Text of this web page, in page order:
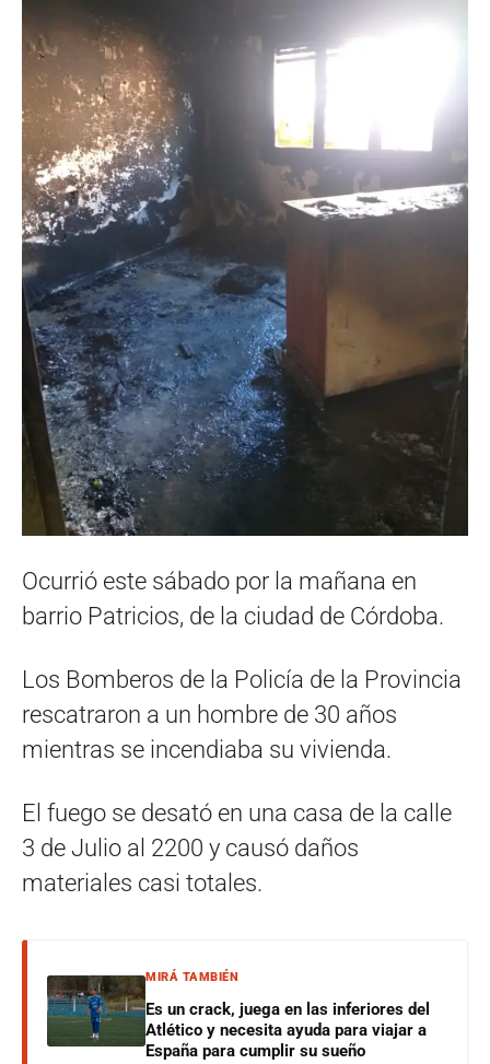
Ocurrió este sábado por la mañana en
barrio Patricios, de la ciudad de Córdoba.
Los Bomberos de la Policía de la Provincia
rescatraron a un hombre de 30 años
mientras se incendiaba su vivienda.
El fuego se desató en una casa de la calle
3 de Julio al 2200 y causó daños
materiales casi totales.
MIRÁ TAMBIÉN
Es un crack, juega en las inferiores del
Atlético y necesita ayuda para viajar a
España para cumplir su sueño